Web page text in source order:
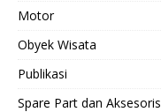
Motor
Obyek Wisata
Publikasi
Spare Part dan Aksesoris